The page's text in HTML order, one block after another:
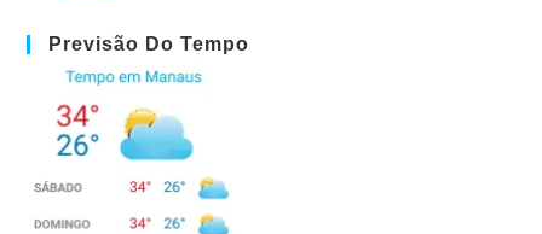
Previsão Do Tempo